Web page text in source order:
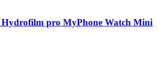
Hydrofilm pro MyPhone Watch Mini